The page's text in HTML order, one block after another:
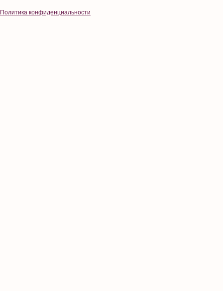
Политика конфиденциальности